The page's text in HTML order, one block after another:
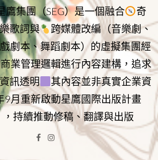
鷹集團（SEG）是一個融合
奇
歌詞與
跨媒體改編（音樂劇、
劇本、舞蹈劇本）的虛擬集團經
商業管理邏輯進行內容建構，追求
訊透明
其內容並非真實企業資
9月重新啟動星鷹國際出版計畫
，持續推動修稿、翻譯與出版
Facebook
Instagram